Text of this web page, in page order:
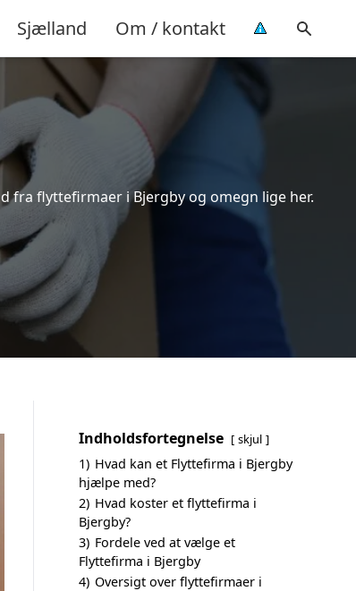
Sjælland Om / kontakt
fra flyttefirmaer i Bjergby og omegn lige her.
Indholdsfortegnelse skjul
1) Hvad kan et Flyttefirma i Bjergby
hjælpe med?
2) Hvad koster et flyttefirma i
Bjergby?
3) Fordele ved at vælge et
Flyttefirma i Bjergby
4) Oversigt over flyttefirmaer i